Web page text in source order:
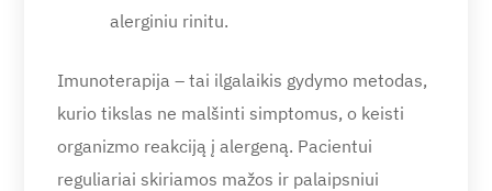
alerginiu rinitu.
Imunoterapija – tai ilgalaikis gydymo metodas,
kurio tikslas ne malšinti simptomus, o keisti
organizmo reakciją į alergeną. Pacientui
reguliariai skiriamos mažos ir palaipsniui